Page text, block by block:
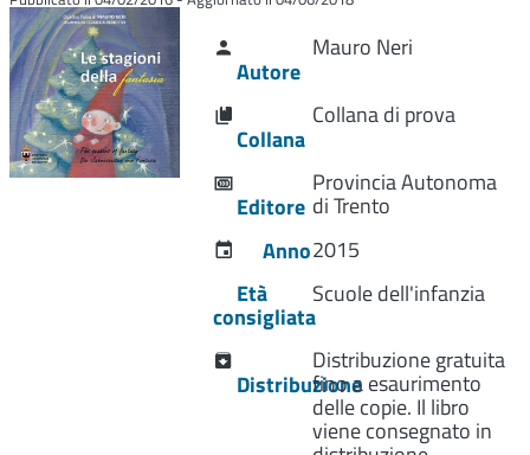
Autore
Mauro Neri
Collana
Collana di prova
Editore
Provincia Autonoma
di Trento
Anno2015
Età
consigliata
Scuole dell'infanzia
Distribuzione
Distribuzione gratuita
fino a esaurimento
delle copie. Il libro
viene consegnato in